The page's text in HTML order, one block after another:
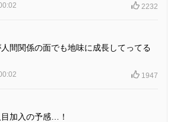
2232
間関係の面でも地味に成長してってる
1947
加入の予感…！